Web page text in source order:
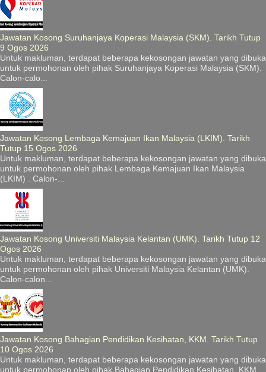
Jawatan Kosong Suruhanjaya Koperasi Malaysia (SKM). Tarikh Tutup
9 Ogos 2026
Untuk makluman, terdapat beberapa kekosongan jawatan yang dibuka
untuk permohonan oleh pihak Suruhanjaya Koperasi Malaysia (SKM).
Calon-calo...
Jawatan Kosong Lembaga Kemajuan Ikan Malaysia (LKIM). Tarikh
Tutup 15 Ogos 2026
Untuk makluman, terdapat beberapa kekosongan jawatan yang dibuka
untuk permohonan oleh pihak Lembaga Kemajuan Ikan Malaysia
(LKIM) . Calon-...
Jawatan Kosong Universiti Malaysia Kelantan (UMK). Tarikh Tutup 12
Ogos 2026
Untuk makluman, terdapat beberapa kekosongan jawatan yang dibuka
untuk permohonan oleh pihak Universiti Malaysia Kelantan (UMK).
Calon-calon...
Jawatan Kosong Bahagian Pendidikan Kesihatan, KKM. Tarikh Tutup
10 Ogos 2026
Untuk makluman, terdapat beberapa kekosongan jawatan yang dibuka
untuk permohonan oleh pihak Bahagian Pendidikan Kesihatan, KKM.